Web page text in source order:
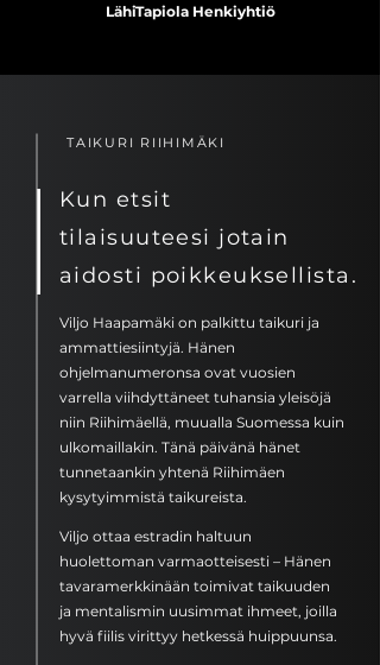
LähiTapiola Henkiyhtiö
TAIKURI RIIHIMÄKI
Kun etsit
tilaisuuteesi jotain
aidosti poikkeuksellista.
Viljo Haapamäki on palkittu taikuri ja
ammattiesiintyjä. Hänen
ohjelmanumeronsa ovat vuosien
varrella viihdyttäneet tuhansia yleisöjä
niin Riihimäellä, muualla Suomessa kuin
ulkomaillakin.​ Tänä päivänä hänet
tunnetaankin yhtenä Riihimäen
kysytyimmistä taikureista.
Viljo ottaa estradin haltuun
huolettoman varmaotteisesti – Hänen
tavaramerkkinään toimivat taikuuden
ja mentalismin uusimmat ihmeet, joilla
hyvä fiilis virittyy hetkessä huippuunsa.